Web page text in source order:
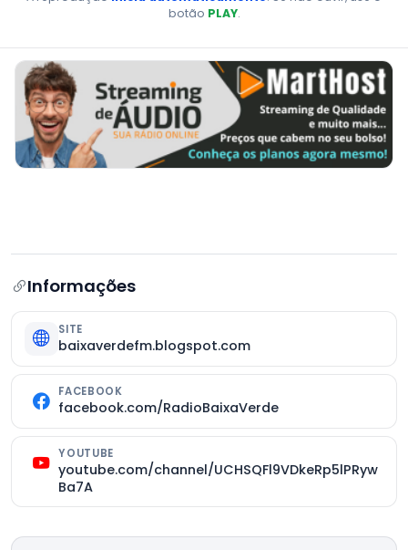
botão PLAY.
Informações
SITE
baixaverdefm.blogspot.com
FACEBOOK
facebook.com/RadioBaixaVerde
YOUTUBE
youtube.com/channel/UCHSQFl9VDkeRp5lPRyw
Ba7A